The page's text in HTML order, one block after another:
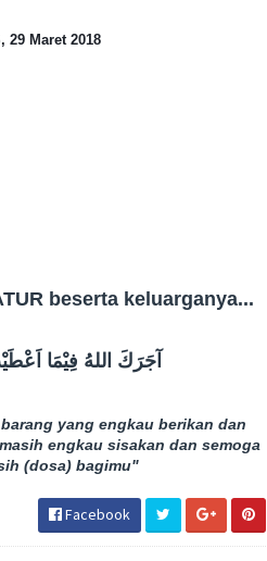
29 Maret 2018
beserta keluarganya...
آجَرَكَ اللهُ فِيْمَا
yang engkau berikan dan
engkau sisakan dan semoga
(dosa) bagimu"
Facebook